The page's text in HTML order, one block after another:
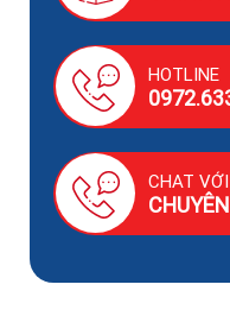
HOTLINE
CHAT VỚI